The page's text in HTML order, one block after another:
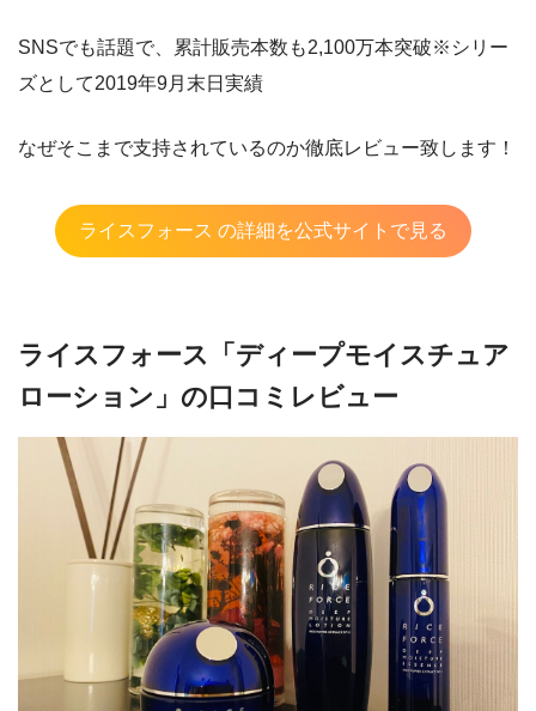
SNSでも話題で、累計販売本数も2,100万本突破※シリー
ズとして2019年9月末日実績
なぜそこまで支持されているのか徹底レビュー致します！
ライスフォース の詳細を公式サイトで見る
ライスフォース「ディープモイスチュア
ローション」の口コミレビュー